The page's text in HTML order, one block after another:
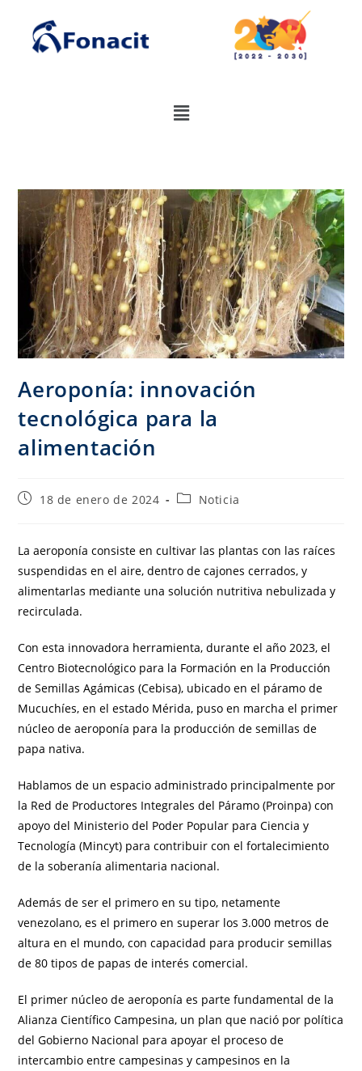
Aeroponía: innovación
tecnológica para la
alimentación
18 de enero de 2024 Noticia
La aeroponía consiste en cultivar las plantas con las raíces
suspendidas en el aire, dentro de cajones cerrados, y
alimentarlas mediante una solución nutritiva nebulizada y
recirculada.
Con esta innovadora herramienta, durante el año 2023, el
Centro Biotecnológico para la Formación en la Producción
de Semillas Agámicas (Cebisa), ubicado en el páramo de
Mucuchíes, en el estado Mérida, puso en marcha el primer
núcleo de aeroponía para la producción de semillas de
papa nativa.
Hablamos de un espacio administrado principalmente por
la Red de Productores Integrales del Páramo (Proinpa) con
apoyo del Ministerio del Poder Popular para Ciencia y
Tecnología (Mincyt) para contribuir con el fortalecimiento
de la soberanía alimentaria nacional.
Además de ser el primero en su tipo, netamente
venezolano, es el primero en superar los 3.000 metros de
altura en el mundo, con capacidad para producir semillas
de 80 tipos de papas de interés comercial.
El primer núcleo de aeroponía es parte fundamental de la
Alianza Científico Campesina, un plan que nació por política
del Gobierno Nacional para apoyar el proceso de
intercambio entre campesinas y campesinos en la